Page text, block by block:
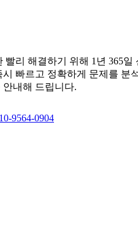
리 해결하기 위해 1년 365일
빠르고 정확하게 문제를 분
내해 드립니다.
9564-0904